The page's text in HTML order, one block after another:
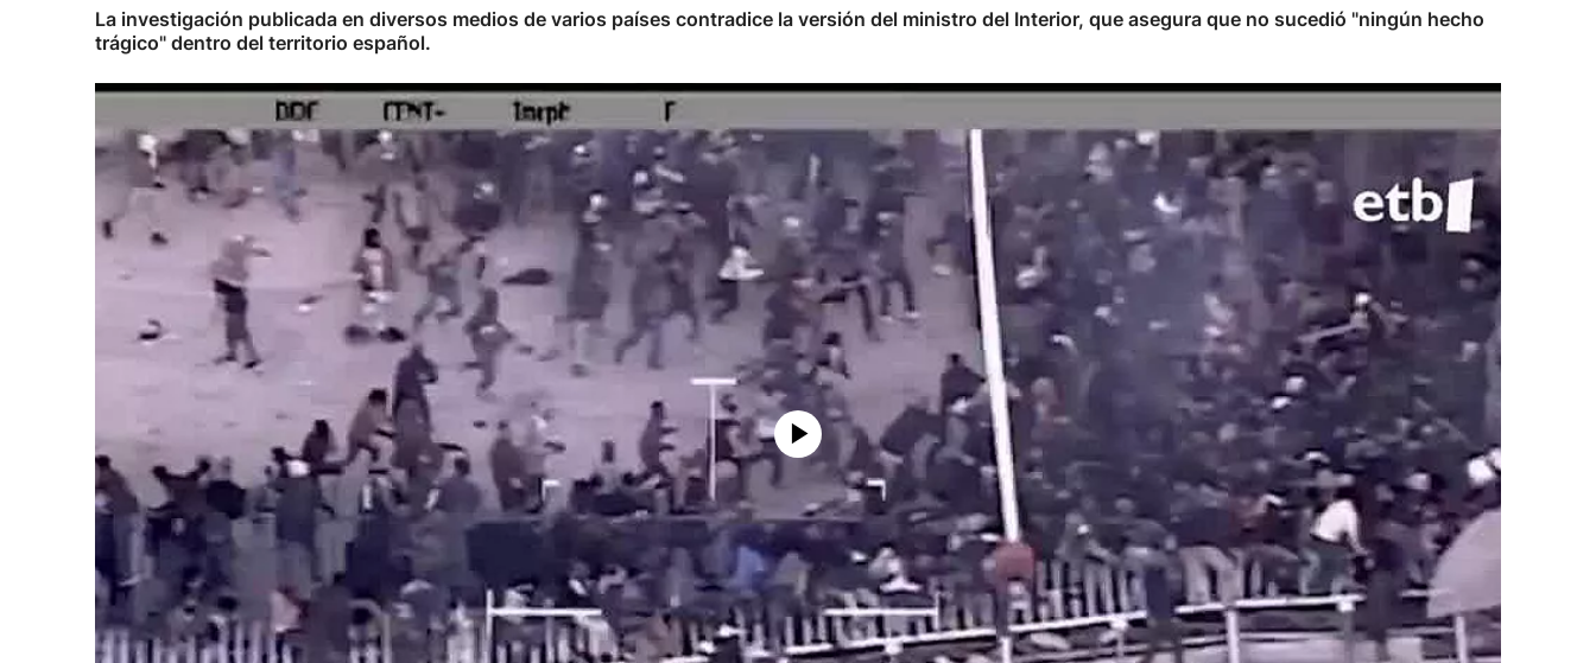
La investigación publicada en diversos medios de varios países contradice la versión del ministro del Interior, que asegura que no sucedió "ningún hecho
trágico" dentro del territorio español.